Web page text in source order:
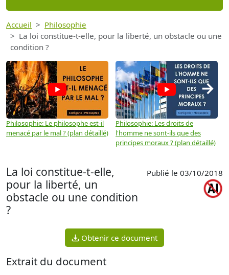
Accueil
Philosophie
La loi constitue-t-elle, pour la liberté, un obstacle ou une
condition ?
Philosophie: Le philosophe est-il
menacé par le mal ? (plan détaillé)
Philosophie: Les droits de
l'homme ne sont-ils que des
principes moraux ? (plan détaillé)
→
La loi constitue-t-elle,
pour la liberté, un
obstacle ou une condition
?
Publié le 03/10/2018
Obtenir ce document
Extrait du document